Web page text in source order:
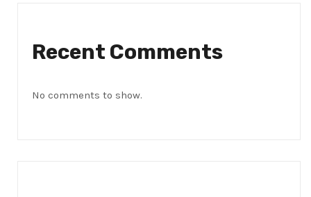
Recent Comments
No comments to show.